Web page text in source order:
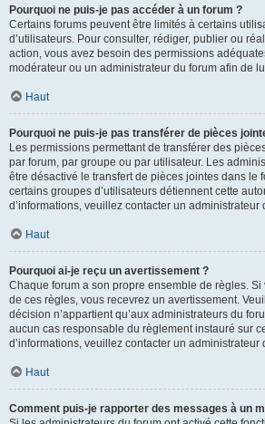
Pourquoi ne puis-je pas accéder à un forum ?
Certains forums peuvent être limités à certains
d’utilisateurs. Pour consulter, rédiger, publier ou
action, vous avez besoin des permissions
modérateur ou un administrateur du forum afin de
Haut
Pourquoi ne puis-je pas transférer de pièces
Les permissions permettant de transférer des
par forum, par groupe ou par utilisateur. Les
être désactivé le transfert de pièces jointes dans le
certains groupes d’utilisateurs détiennent cette
d’informations, veuillez contacter un administrateur
Haut
Pourquoi ai-je reçu un avertissement ?
Chaque forum a son propre ensemble de règles.
de ces règles, vous recevrez un avertissement.
décision n’appartient qu’aux administrateurs du
aucun cas responsable du règlement instauré sur
d’informations, veuillez contacter un administrateur
Haut
Comment puis-je rapporter des messages à un